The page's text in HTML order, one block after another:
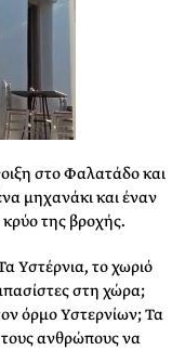
στο Φαλατάδο και
μηχανάκι και έναν
της βροχής.
Υστέρνια, το χωριό
στη χώρα;
όρμο Υστερνίων; Τα
τους ανθρώπους να